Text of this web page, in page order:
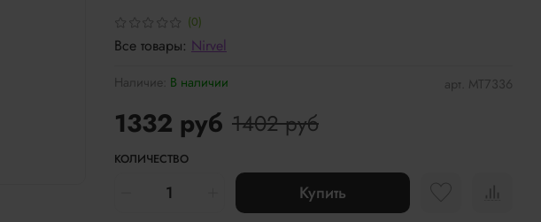
(0)
арт. МТ7336
Наличие: В наличии
1332 руб 1402 руб
КОЛИЧЕСТВО
Купить
Все товары: Nirvel